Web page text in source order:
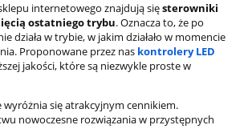
internetowego znajdują sięsterowniki
ostatniego trybu. Oznacza to, że po
działa w trybie, w jakim działało w momencie
Proponowane przez nas kontrolery LED
jakości, które są niezwykle proste w
wyróżnia się atrakcyjnym cennikiem.
nowoczesne rozwiązania w przystępnych